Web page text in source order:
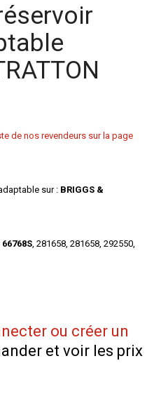
de nos revendeurs sur la page
sur : BRIGGS &
, 281658, 281658, 292550,
ou créer un
et voir les prix